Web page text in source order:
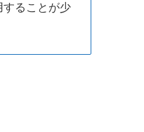
することが少